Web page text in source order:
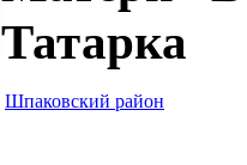
Татарка
Шпаковский район